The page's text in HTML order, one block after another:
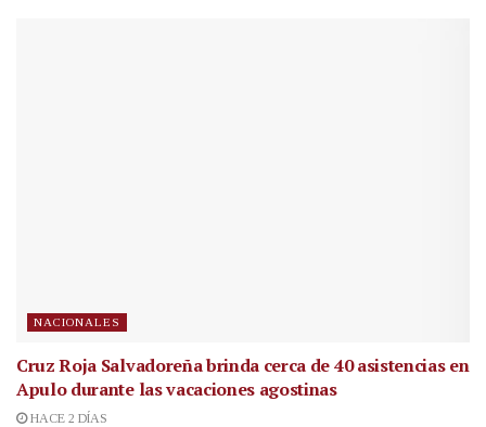
NACIONALES
Cruz Roja Salvadoreña brinda cerca de 40 asistencias en
Apulo durante las vacaciones agostinas
HACE 2 DÍAS